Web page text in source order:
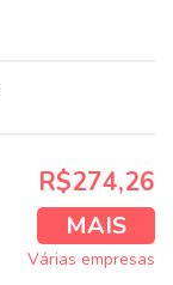
R$274,26
MAIS
Várias empresas